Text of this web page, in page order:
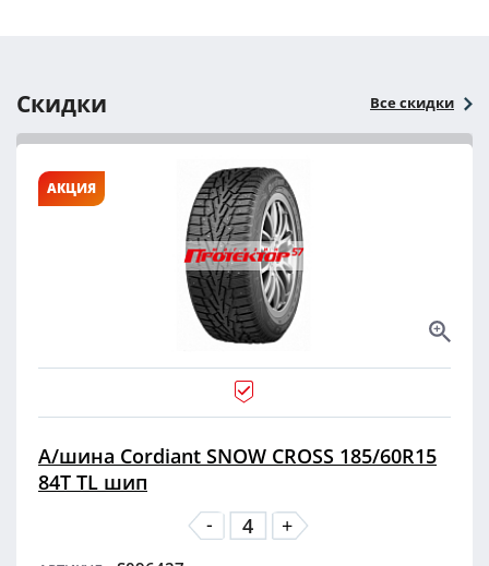
Скидки Все скидки
АКЦИЯ
А/шина Cordiant SNOW CROSS 185/60R15
84T TL шип
-
+